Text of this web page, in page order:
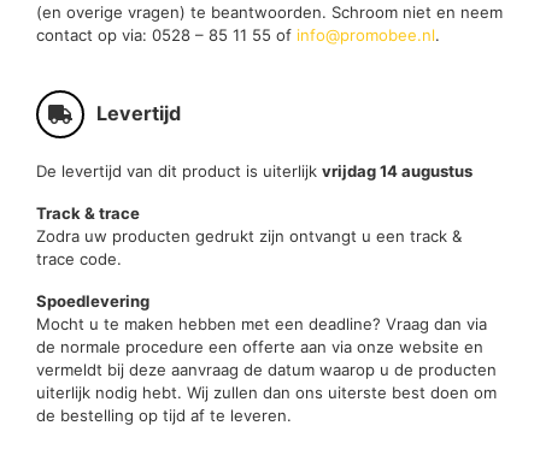
(en overige vragen) te beantwoorden. Schroom niet en neem
contact op via: 0528 – 85 11 55 of info@promobee.nl.
Levertijd
De levertijd van dit product is uiterlijk vrijdag 14 augustus
Track & trace
Zodra uw producten gedrukt zijn ontvangt u een track &
trace code.
Spoedlevering
Mocht u te maken hebben met een deadline? Vraag dan via
de normale procedure een offerte aan via onze website en
vermeldt bij deze aanvraag de datum waarop u de producten
uiterlijk nodig hebt. Wij zullen dan ons uiterste best doen om
de bestelling op tijd af te leveren.